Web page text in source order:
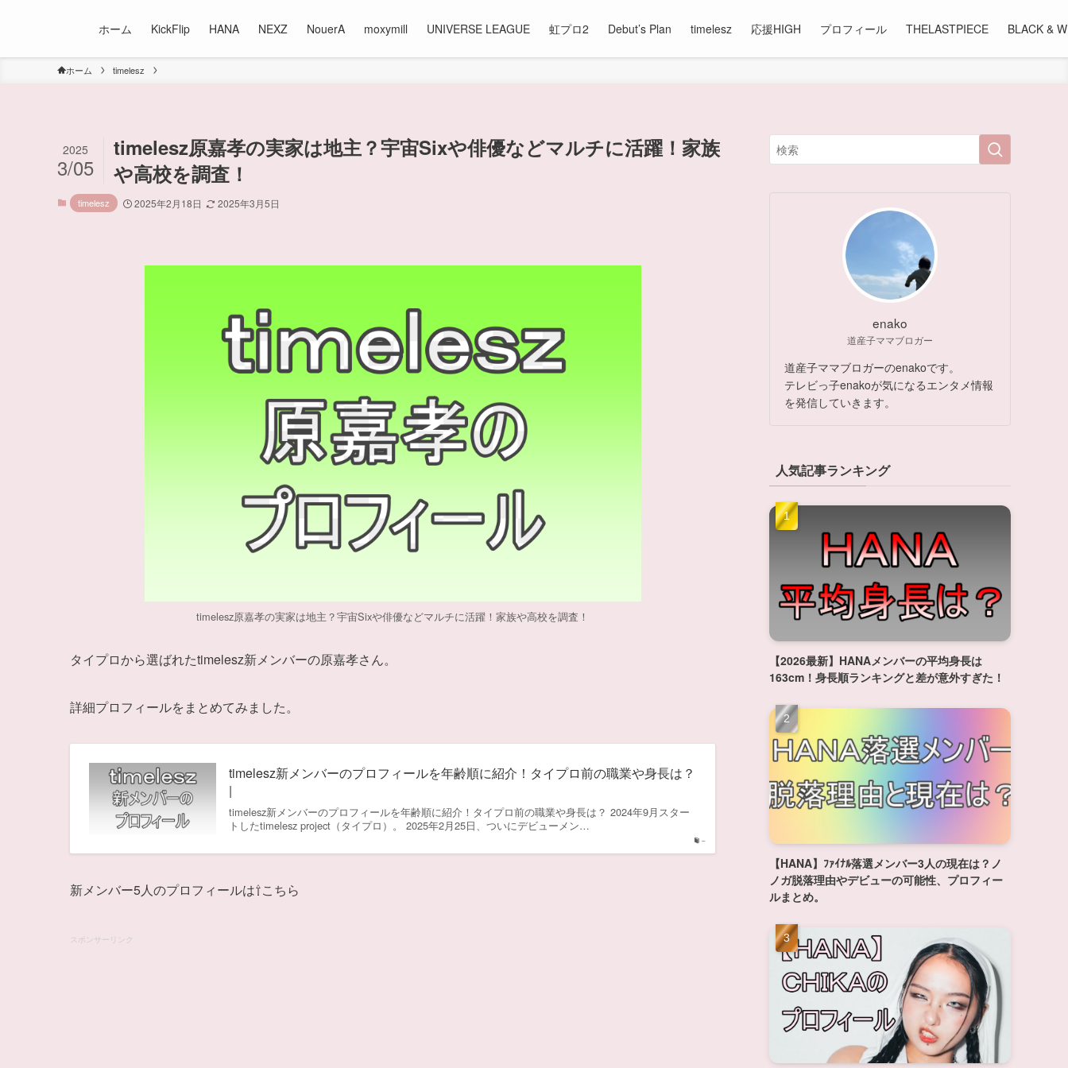
ホーム KickFlip HANA NEXZ NouerA moxymill UNIVERSE LEAGUE 虹プロ2 Debut’s Plan timelesz 応援HIGH プロフィール THELASTPIECE BLACK &
ホーム timelesz
timelesz原嘉孝の実家は地主？宇宙Sixや俳優などマルチに活躍！家族
や高校を調査！
2025
3/05
timelesz 2025年2月18日 2025年3月5日
timelesz原嘉孝の実家は地主？宇宙Sixや俳優などマルチに活躍！家族や高校を調査！
タイプロから選ばれたtimelesz新メンバーの原嘉孝さん。
詳細プロフィールをまとめてみました。
–
timelesz新メンバーのプロフィールを年齢順に紹介！タイプロ前の職業や身長は？
|
timelesz新メンバーのプロフィールを年齢順に紹介！タイプロ前の職業や身長は？ 2024年9月スター
トしたtimelesz project（タイプロ）。 2025年2月25日、ついにデビューメン…
新メンバー5人のプロフィールは⇧こちら
スポンサーリンク
enako
道産子ママブロガー
道産子ママブロガーのenakoです。
テレビっ子enakoが気になるエンタメ情報
を発信していきます。
人気記事ランキング
【2026最新】HANAメンバーの平均身長は
163cm！身長順ランキングと差が意外すぎた！
【HANA】ﾌｧｲﾅﾙ落選メンバー3人の現在は？ノ
ノガ脱落理由やデビューの可能性、プロフィー
ルまとめ。